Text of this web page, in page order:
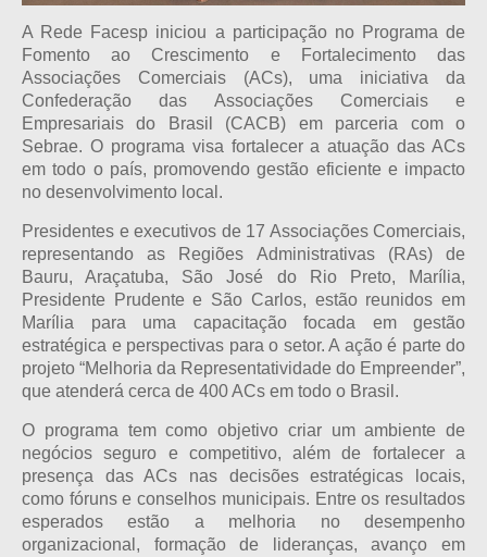
A Rede Facesp iniciou a participação no Programa de
Fomento ao Crescimento e Fortalecimento das
Associações Comerciais (ACs), uma iniciativa da
Confederação das Associações Comerciais e
Empresariais do Brasil (CACB) em parceria com o
Sebrae. O programa visa fortalecer a atuação das ACs
em todo o país, promovendo gestão eficiente e impacto
no desenvolvimento local.
Presidentes e executivos de 17 Associações Comerciais,
representando as Regiões Administrativas (RAs) de
Bauru, Araçatuba, São José do Rio Preto, Marília,
Presidente Prudente e São Carlos, estão reunidos em
Marília para uma capacitação focada em gestão
estratégica e perspectivas para o setor. A ação é parte do
projeto “Melhoria da Representatividade do Empreender”,
que atenderá cerca de 400 ACs em todo o Brasil.
O programa tem como objetivo criar um ambiente de
negócios seguro e competitivo, além de fortalecer a
presença das ACs nas decisões estratégicas locais,
como fóruns e conselhos municipais. Entre os resultados
esperados estão a melhoria no desempenho
organizacional, formação de lideranças, avanço em